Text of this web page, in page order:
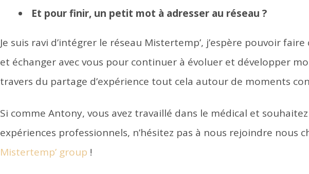
Et pour finir, un petit mot à adresser au réseau ?
Je suis ravi d’intégrer le réseau Mistertemp’, j’espère pouvoir faire
et échanger avec vous pour continuer à évoluer et développer
travers du partage d’expérience tout cela autour de moments
Si comme Antony, vous avez travaillé dans le médical et
expériences professionnels, n’hésitez pas à nous rejoindre nous
Mistertemp’ group !